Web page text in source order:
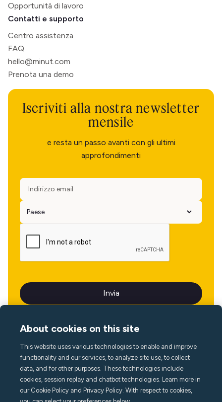
Opportunità di lavoro
Contatti e supporto
Centro assistenza
FAQ
hello@minut.com
Prenota una demo
Iscriviti alla nostra newsletter
mensile
e resta un passo avanti con gli ultimi
approfondimenti
Lingua
About cookies on this site
This website uses various technologies to enable and improve
functionality and our services, to analyze site use, to collect
data, and for other purposes. These technologies include
cookies, session replay and chatbot technologies. Learn more in
our Cookie Policy and Privacy Policy. With respect to cookies,